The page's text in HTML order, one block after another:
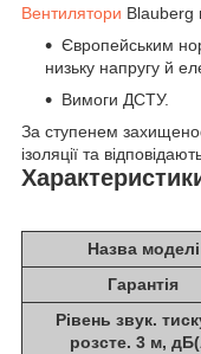
Вентилятори Blauberg
Європейським
низьку напругу й
Вимоги ДСТУ.
За ступенем
ізоляції та
Назва моделі
Гарантія
Рівень звук.
розсте. 3 м,